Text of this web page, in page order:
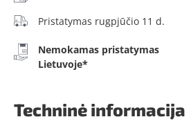
Pristatymas rugpjūčio 11 d.
Nemokamas pristatymas
Lietuvoje*
Techninė informacija